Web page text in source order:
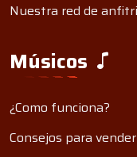
Nuestra red de
Músicos
¿Como funciona?
Consejos para